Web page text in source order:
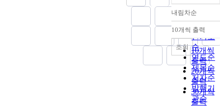
removal
efficiencywas
42.5% greater
than the
ventilation
method.
Therefore, we
determined
that it is
appropriate to
apply both
정확도
순
인기도
순
연도순
제목순
저자순
발행기
관순
내림차순
내림차
10개씩 출력
10개씩
출력
20개씩
출력
30개씩
출력
조회